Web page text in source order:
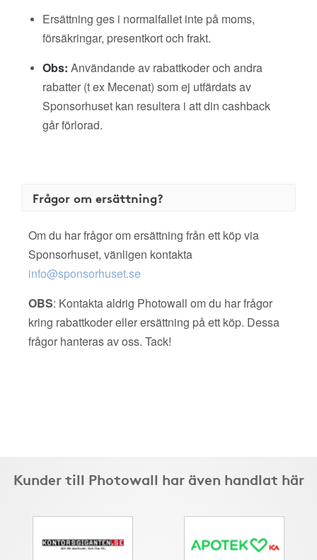
Ersättning ges i normalfallet inte på moms,
försäkringar, presentkort och frakt.
Obs: Användande av rabattkoder och andra
rabatter (t ex Mecenat) som ej utfärdats av
Sponsorhuset kan resultera i att din cashback
går förlorad.
Frågor om ersättning?
Om du har frågor om ersättning från ett köp via
Sponsorhuset, vänligen kontakta
info@sponsorhuset.se
OBS: Kontakta aldrig Photowall om du har frågor
kring rabattkoder eller ersättning på ett köp. Dessa
frågor hanteras av oss. Tack!
Kunder till Photowall har även handlat här